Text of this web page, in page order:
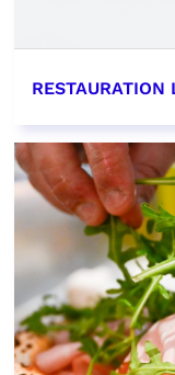
EN SAVOIR PLUS